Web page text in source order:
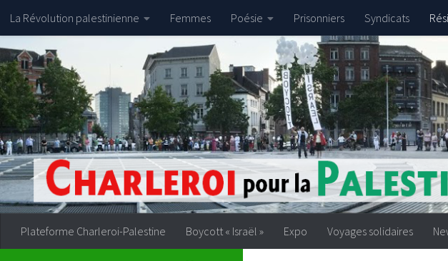
Skip to content
La Révolution palestinienne Femmes Poésie Prisonniers Syndicats
Plateforme Charleroi-Palestine Boycott « Israël » Expo Voyages solidaires